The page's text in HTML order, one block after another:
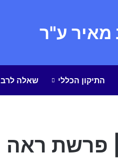
מאיר ע"ר
התיקון הכללי שאלה לרב
פרשת ראה